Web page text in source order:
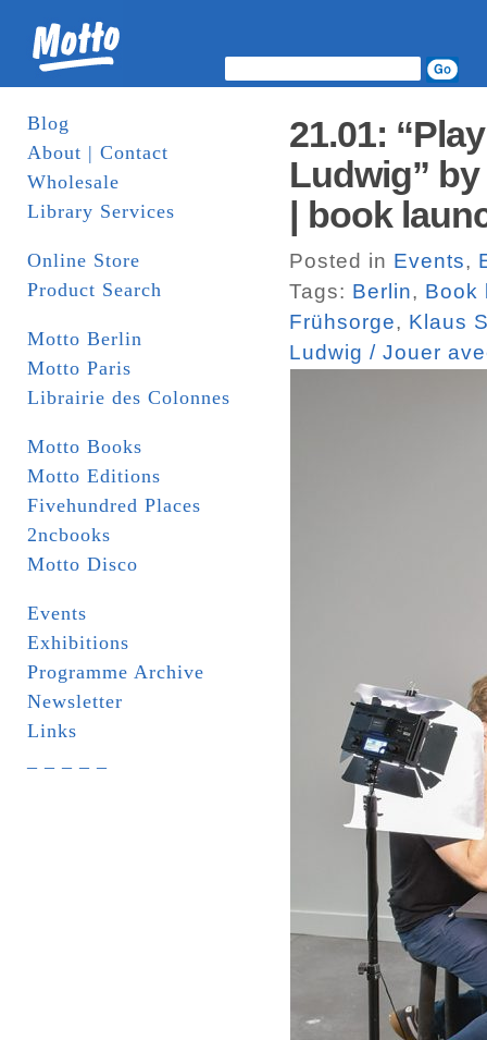
Blog
About | Contact
Wholesale
Library Services
Online Store
Product Search
Motto Berlin
Motto Paris
Librairie des Colonnes
Motto Books
Motto Editions
Fivehundred Places
2ncbooks
Motto Disco
Events
Exhibitions
Programme Archive
Newsletter
Links
21.01:
Ludwig”
| book
Posted in Events,
Tags: Berlin, Book
Frühsorge, Klaus
Ludwig / Jouer